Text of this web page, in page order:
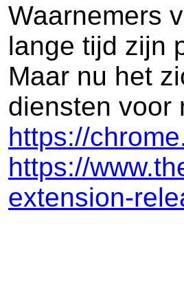
Waarnemers
lange tijd zijn
Maar nu het
diensten voor
https://
https://
extension-